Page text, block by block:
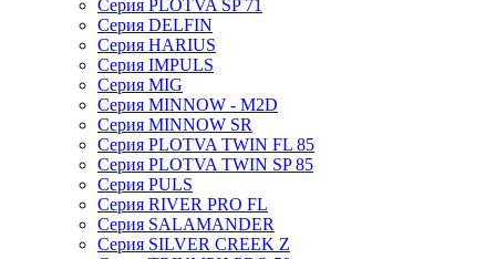
Серия PLOTVA SP 71
Серия DELFIN
Серия HARIUS
Серия IMPULS
Серия MIG
Серия MINNOW - M2D
Серия MINNOW SR
Серия PLOTVA TWIN FL 85
Серия PLOTVA TWIN SP 85
Серия PULS
Серия RIVER PRO FL
Серия SALAMANDER
Серия SILVER CREEK Z